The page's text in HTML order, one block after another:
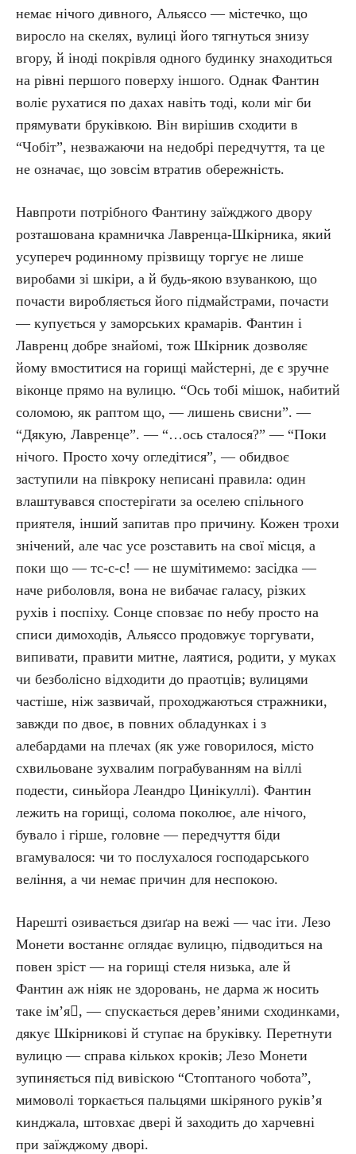
немає нічого дивного, Альяссо — містечко, що
виросло на скелях, вулиці його тягнуться знизу
вгору, й іноді покрівля одного будинку знаходиться
на рівні першого поверху іншого. Однак Фантин
воліє рухатися по дахах навіть тоді, коли міг би
прямувати бруківкою. Він вирішив сходити в
“Чобіт”, незважаючи на недобрі передчуття, та це
не означає, що зовсім втратив обережність.
Навпроти потрібного Фантину заїжджого двору
розташована крамничка Лавренца-Шкірника, який
усупереч родинному прізвищу торгує не лише
виробами зі шкіри, а й будь-якою взуванкою, що
почасти виробляється його підмайстрами, почасти
— купується у заморських крамарів. Фантин і
Лавренц добре знайомі, тож Шкірник дозволяє
йому вмоститися на горищі майстерні, де є зручне
віконце прямо на вулицю. “Ось тобі мішок, набитий
соломою, як раптом що, — лишень свисни”. —
“Дякую, Лавренце”. — “…ось сталося?” — “Поки
нічого. Просто хочу огледітися”, — обидвоє
заступили на півкроку неписані правила: один
влаштувався спостерігати за оселею спільного
приятеля, інший запитав про причину. Кожен трохи
знічений, але час усе розставить на свої місця, а
поки що — тс-с-с! — не шумітимемо: засідка —
наче риболовля, вона не вибачає галасу, різких
рухів і поспіху. Сонце сповзає по небу просто на
списи димоходів, Альяссо продовжує торгувати,
випивати, правити митне, лаятися, родити, у муках
чи безболісно відходити до праотців; вулицями
частіше, ніж зазвичай, проходжаються стражники,
завжди по двоє, в повних обладунках і з
алебардами на плечах (як уже говорилося, місто
схвильоване зухвалим пограбуванням на віллі
подести, синьйора Леандро Цинікуллі). Фантин
лежить на горищі, солома поколює, але нічого,
бувало і гірше, головне — передчуття біди
вгамувалося: чи то послухалося господарського
веління, а чи немає причин для неспокою.
Нарешті озивається дзиґар на вежі — час іти. Лезо
Монети востаннє оглядає вулицю, підводиться на
повен зріст — на горищі стеля низька, але й
Фантин аж ніяк не здоровань, не дарма ж носить
таке ім’я, — спускається дерев’яними сходинками,
дякує Шкірникові й ступає на бруківку. Перетнути
вулицю — справа кількох кроків; Лезо Монети
зупиняється під вивіскою “Стоптаного чобота”,
мимоволі торкається пальцями шкіряного руків’я
кинджала, штовхає двері й заходить до харчевні
при заїжджому дворі.